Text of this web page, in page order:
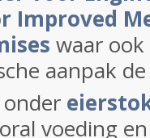
Improved
waar ook
aanpak
voeding